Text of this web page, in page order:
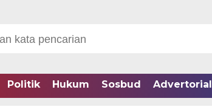
Politik Hukum Sosbud Advertorial